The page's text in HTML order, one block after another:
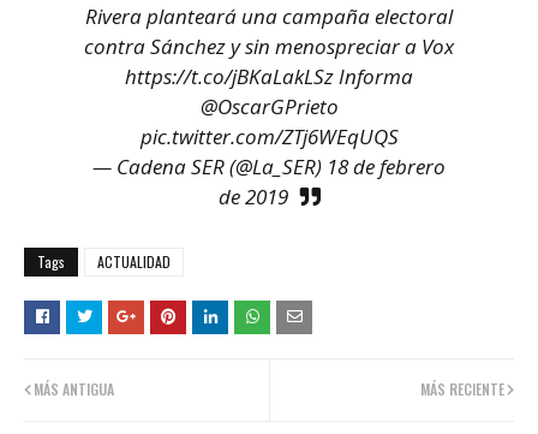
Rivera planteará una campaña electoral
contra Sánchez y sin menospreciar a Vox
https://t.co/jBKaLakLSzInforma
@OscarGPrieto
pic.twitter.com/ZTj6WEqUQS
— Cadena SER (@La_SER) 18 de febrero
de 2019
Tags ACTUALIDAD
MÁS RECIENTE
MÁS ANTIGUA